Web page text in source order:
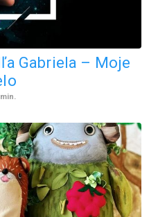
Gabriela – Moje
min.